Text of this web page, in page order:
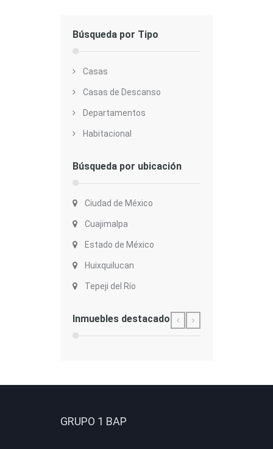
Búsqueda por Tipo
Casas
Casas de Descanso
Departamentos
Habitacional
Búsqueda por ubicación
Ciudad de México
Cuajimalpa
Estado de México
Huixquilucan
Tepeji del Río
Inmuebles destacados
GRUPO 1 BAP